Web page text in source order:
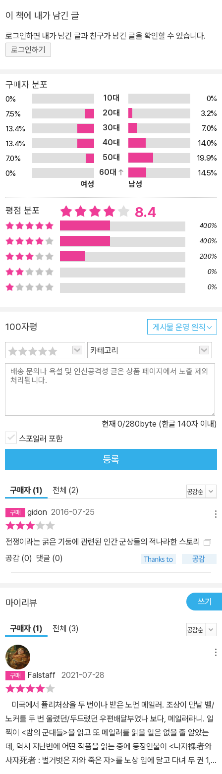
을 수상했으며, 1979년 출간한 『처형인의 노래』로 두 번째 퓰리처
상을 수상했다. 반세기가 넘도록 활발하게 활동하며 미국 사회를 심
도 깊게 조명해 온 노먼 메일러, 그의 문학적 단초이자 작가라는 타이
주고 있다. 펜은 칼보다 강하다ㅡ 문학과 전쟁, 떼려야 뗄 수 없는 ‘고
스물두 살의 청년 노먼 메일러는 위대한 전쟁 소설을 쓰리라는 야심
을 가지고 군에 입대한다. 『벌거벗은 자와 죽은 자』의 오십 주년 기념
판본의 서문에서, 자신은 “이미 대학 시절에 25만 단어 이상의 글을
썼을 만큼 글쓰기를 좋아했고 문학에 헌신할 준비가 되어 있었다.”라
고 메일러는 회고한다. 하버드 대학 졸업생으로서 장교가 될 수도 있
었으나, 그는 사병으로 입대하는 것을 선택한다. 장교가 될 경우 전투
을 받은 후, 맥아더 장군이 이끄는 미군의 필리핀 탈환 작전에 투입된
다. 이때의 경험은 『벌거벗은 자와 죽은 자』의 근간을 이루는 중요한
재료가 된다. 메일러는 제대 후 아내와 함께 파리로 건너가, 톨스토이
의 작품들과 당시 프랑스에서 전개되었던 실존주의 사상 운동의 영향
아래서 본격적으로 소설을 집필하기 시작한다. 그리고 마침내 1948
년, “2차 세계 대전이 종결된 지 삼 년에 가까운 세월이 흘러 사람들
전쟁터에 던져져 전쟁 기계로 내몰린 병사들은 때론 자신이 개성과
의지와 존엄을 가진 인간임을 망각한다. 미군이 상륙 작전에 돌입하
여 결국에는 일본군을 궤멸시키고 작전을 승리로 이끄는 내용임에도,
이 소설을 지배하는 것은 낙담과 무력감, 패배와 좌절의 정서다. 그리
고 이것은 이 소설이 내는 반전(反戰)의 울림과 공명한다. 전쟁의 포
이에 영화의 플래시백 기법과 비슷한 장치인 ‘타임머신’과 병사들의
연극 같은 대화로 이루어진 ‘코러스’가 삽입되어 있다. ‘타임머신’은
주요 인물들의 내면과 과거 삶을 조명하며, 이를 통해 그들의 현재를
이해할 수 있게 해 준다. ‘코러스’와 ‘타임머신’은 또한 2차 대전 발발
특수를 반기는 자본가, 우익의 반공주의 선전 활동, 반유대주의, 노조
탄압, 실업자와 부랑자들, 인종차별 속에서 출세를 꿈꾸는 이민자, 억
압적인 가부장, 방황하는 젊은 지성들이 있다. ‘코러스’에서는 배식,
여자, 교대, 제대 등 병사들의 가장 현실적인 관심사가 날것 그대로 전
아니라 전쟁에 투입된 한 사람 한 사람의 과거와 현재를 조망하며, 전
다. 또한 장편 전쟁 소설임에도 대규모의 교전 장면은 등장하지 않는
다. 배경음으로 들려오는 간단없는 포성과 총성, 커밍스 장군의 책상
극히 냉정하고 사실적인 묘사가 직접적인 전투 장면을 대신한다. 오
히려 며칠간의 노동을 헛수고로 만들어 버리는 폭우, 온몸을 짓누르
는 더위, 위협적인 정글 등과의 지난한 싸움이나 전투를 준비하기 위
한 끝 모를 노동과 행군의 과정, 인간의 적나라한 야심과 욕망, 인물들
간의 갈등과 복잡한 심리가 중점적으로 다뤄진다. 병사들은 이 지배
하는 군대 조직에서 계급 불평등과 억압에 시달리며, 명령에 무의식
적으로 반응하는 ‘파블로프의 개’가 될 위험에 늘 노출되어 있다. 전쟁
이라는 극한 상황, 압도적인 자연력, 불평등한 군대 조직은 누군가에
게는 기회이자 자신의 가능성을 펼칠 수 있는 무대가 되지만, 대부분
의 병사들에게는 어떻게든 벗어나고 싶은 족쇄가 된다. 그들은 자신
이 책에 내가 남긴 글
로그인하면 내가 남긴 글과 친구가 남긴 글을 확인할 수 있습니다.
로그인하기
구매자 분포
0% 10대
0%
7.5%
20대
3.2%
13.4%
30대
7.0%
13.4%
40대
14.0%
7.0%
50대
19.9%
0%
60대
14.5%
여성
남성
평점 분포 8.4
40.0%
40.0%
20.0%
0%
0%
100자평 게시물 운영 원칙
카테고리
현재 0/280byte (한글 140자 이내)
스포일러 포함
등록
구매자 (1) 전체 (2)
gidon 2016-07-25
전쟁이라는 굵은 기둥에 관련된 인간 군상들의 적나라한 스토리
공감 (0) 댓글 (0)
마이리뷰 쓰기
구매자 (1) 전체 (3)
Falstaff 2021-07-28
미국에서 퓰리처상을 두 번이나 받은 노먼 메일러. 조상이 만날 벨/
노커를 두 번 울렸던/두드렸던 우편배달부였나 보다, 메일러라니. 일
찍이 <밤의 군대들>을 읽고 또 메일러를 읽을 일은 없을 줄 알았는
데, 역시 지난번에 어떤 작품을 읽는 중에 등장인물이 <나자裸者와
사자死者 : 벌거벗은 자와 죽은 자>를 노상 입에 달고 다녀 두 권 1,2